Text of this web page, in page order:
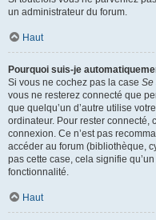
un administrateur du forum.
Haut
Pourquoi suis-je
Si vous ne cochez pas la case Se
vous ne resterez connecté que
que quelqu’un d’autre utilise
ordinateur. Pour rester connecté,
connexion. Ce n’est pas
accéder au forum (bibliothèque,
pas cette case, cela signifie
fonctionnalité.
Haut